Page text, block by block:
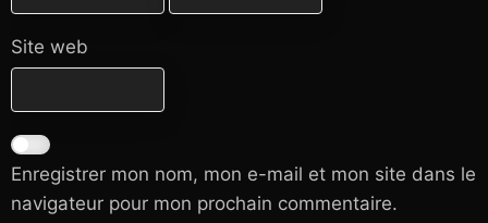
Site web
Enregistrer mon nom, mon e-mail et mon site dans le
navigateur pour mon prochain commentaire.